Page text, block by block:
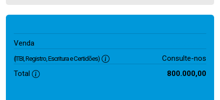
Venda
(ITBI, Registro, Escritura e Certidões)
Consulte-nos
Total
800.000,00